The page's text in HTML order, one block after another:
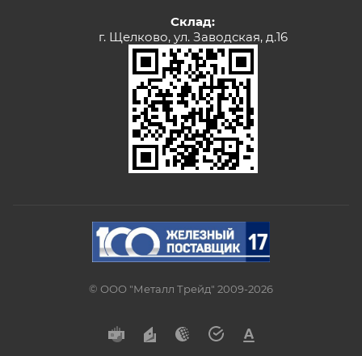
Склад:
г. Щелково, ул. Заводская, д.16
© ООО "Металл Трейд" 2009-2026